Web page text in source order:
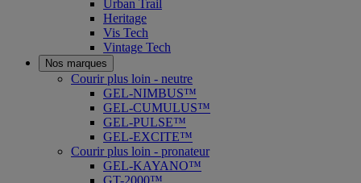
Urban Trail
Heritage
Vis Tech
Vintage Tech
Nos marques
Courir plus loin - neutre
GEL-NIMBUS™
GEL-CUMULUS™
GEL-PULSE™
GEL-EXCITE™
Courir plus loin - pronateur
GEL-KAYANO™
GT-2000™